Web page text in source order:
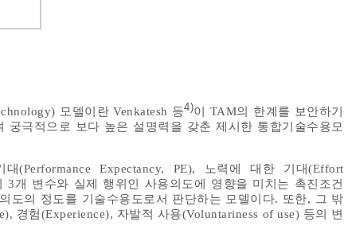
모델이란 Venkatesh 등4)이 TAM의 한계를 보안하기
극적으로 보다 높은 설명력을 갖춘 제시한 통합기술수용모
(Performance Expectancy, PE), 노력에 대한 기대(Effort
3개 변수와 실제 행위인 사용의도에 영향을 미치는 촉진조건
도의 정도를 기술수용도로서 판단하는 모델이다. 또한, 그 밖
경험(Experience), 자발적 사용(Voluntariness of use) 등의 변